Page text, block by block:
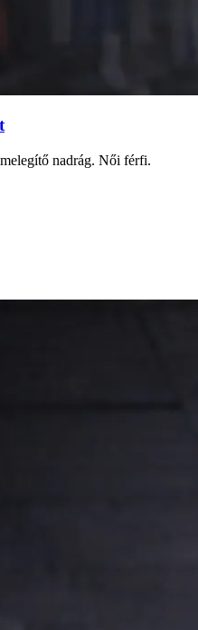
nadrág. Női férfi.